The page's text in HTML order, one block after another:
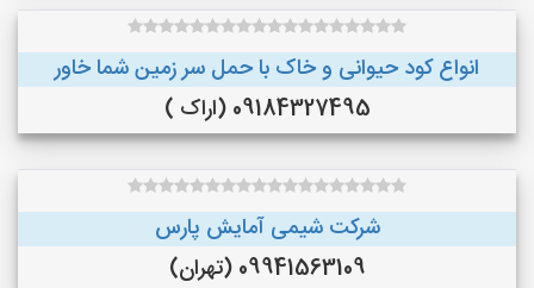
انواع کود حیوانی و خاک با حمل سر زمین شما خاور
09184327495 (اراک )
شرکت شیمی آمایش پارس
09941563109 (تهران)